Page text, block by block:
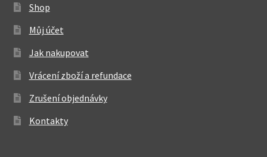
Shop
Můj účet
Jak nakupovat
Vrácení zboží a refundace
Zrušení objednávky
Kontakty